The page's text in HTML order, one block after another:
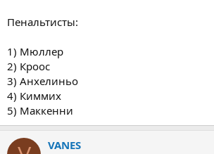
Пенальтисты:
1) Мюллер
2) Кроос
3) Анхелиньо
4) Киммих
5) Маккенни
VANES